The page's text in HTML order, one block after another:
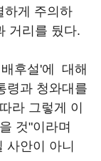
하게 주의하
거리를 뒀다.
후설'에 대해
령과 청와대를
라 그렇게 이
것"이라며
사안이 아니